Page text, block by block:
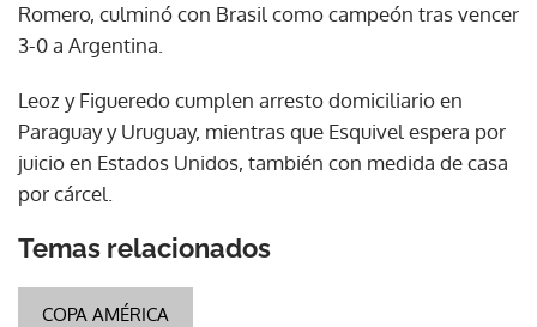
Romero, culminó con Brasil como campeón tras vencer
3-0 a Argentina.
Leoz y Figueredo cumplen arresto domiciliario en
Paraguay y Uruguay, mientras que Esquivel espera por
juicio en Estados Unidos, también con medida de casa
por cárcel.
Temas relacionados
COPA AMÉRICA